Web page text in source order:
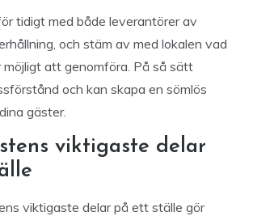
tidigt med både leverantörer av
och stäm av med lokalen vad
att genomföra. På så sätt
och kan skapa en sömlös
gäster.
viktigaste delar
viktigaste delar på ett ställe gör